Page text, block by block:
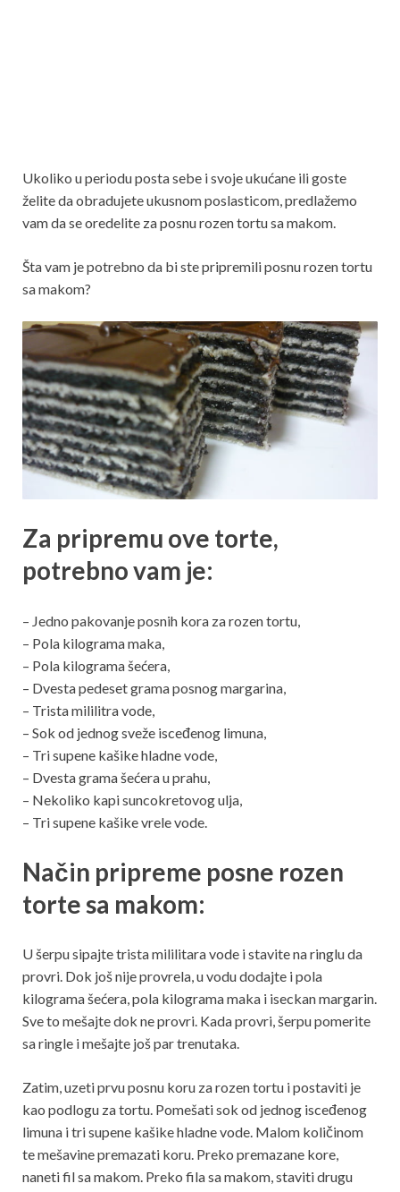
Ukoliko u periodu posta sebe i svoje ukućane ili goste
želite da obradujete ukusnom poslasticom, predlažemo
vam da se oredelite za posnu rozen tortu sa makom.
Šta vam je potrebno da bi ste pripremili posnu rozen tortu
sa makom?
Za pripremu ove torte,
potrebno vam je:
– Jedno pakovanje posnih kora za rozen tortu,
– Pola kilograma maka,
– Pola kilograma šećera,
– Dvesta pedeset grama posnog margarina,
– Trista mililitra vode,
– Sok od jednog sveže isceđenog limuna,
– Tri supene kašike hladne vode,
– Dvesta grama šećera u prahu,
– Nekoliko kapi suncokretovog ulja,
– Tri supene kašike vrele vode.
Način pripreme posne rozen
torte sa makom:
U šerpu sipajte trista mililitara vode i stavite na ringlu da
provri. Dok još nije provrela, u vodu dodajte i pola
kilograma šećera, pola kilograma maka i iseckan margarin.
Sve to mešajte dok ne provri. Kada provri, šerpu pomerite
sa ringle i mešajte još par trenutaka.
Zatim, uzeti prvu posnu koru za rozen tortu i postaviti je
kao podlogu za tortu. Pomešati sok od jednog isceđenog
limuna i tri supene kašike hladne vode. Malom količinom
te mešavine premazati koru. Preko premazane kore,
naneti fil sa makom. Preko fila sa makom, staviti drugu